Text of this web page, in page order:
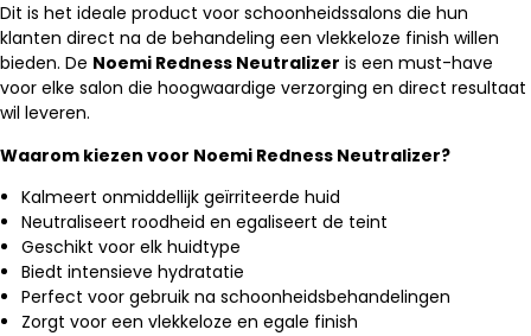
Dit is het ideale product voor schoonheidssalons die hun
klanten direct na de behandeling een vlekkeloze finish willen
bieden. De Noemi Redness Neutralizer is een must-have
voor elke salon die hoogwaardige verzorging en direct resultaat
wil leveren.
Waarom kiezen voor Noemi Redness Neutralizer?
Kalmeert onmiddellijk geïrriteerde huid
Neutraliseert roodheid en egaliseert de teint
Geschikt voor elk huidtype
Biedt intensieve hydratatie
Perfect voor gebruik na schoonheidsbehandelingen
Zorgt voor een vlekkeloze en egale finish